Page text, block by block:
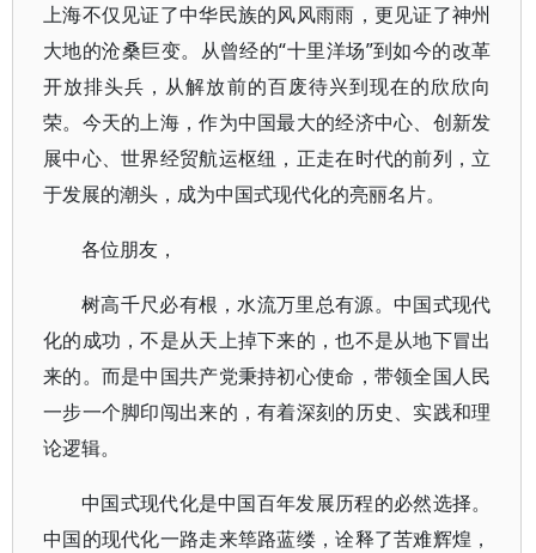
上海不仅见证了中华民族的风风雨雨，更见证了神州
大地的沧桑巨变。从曾经的“十里洋场”到如今的改革
开放排头兵，从解放前的百废待兴到现在的欣欣向
荣。今天的上海，作为中国最大的经济中心、创新发
展中心、世界经贸航运枢纽，正走在时代的前列，立
于发展的潮头，成为中国式现代化的亮丽名片。
各位朋友，
树高千尺必有根，水流万里总有源。中国式现代
化的成功，不是从天上掉下来的，也不是从地下冒出
来的。而是中国共产党秉持初心使命，带领全国人民
一步一个脚印闯出来的，有着深刻的历史、实践和理
论逻辑。
中国式现代化是中国百年发展历程的必然选择。
中国的现代化一路走来筚路蓝缕，诠释了苦难辉煌，